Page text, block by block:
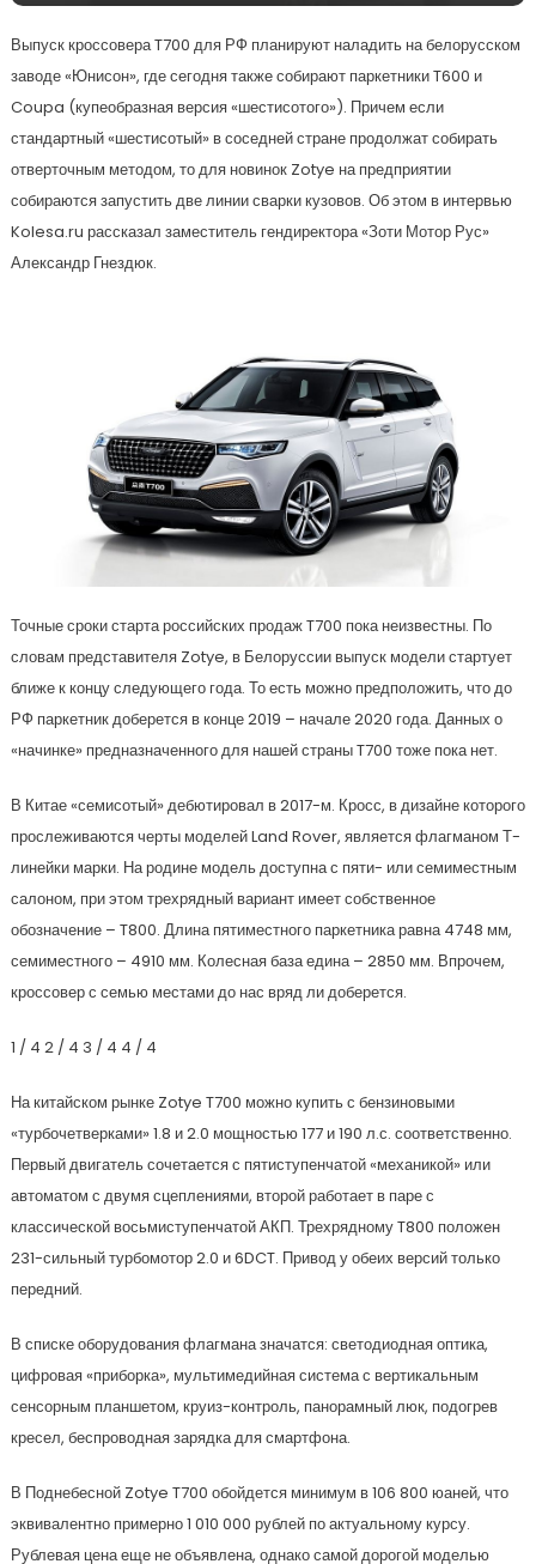
Выпуск кроссовера T700 для РФ планируют наладить на белорусском
заводе «Юнисон», где сегодня также собирают паркетники T600 и
Coupa (купеобразная версия «шестисотого»). Причем если
стандартный «шестисотый» в соседней стране продолжат собирать
отверточным методом, то для новинок Zotye на предприятии
собираются запустить две линии сварки кузовов. Об этом в интервью
Kolesa.ru рассказал заместитель гендиректора «Зоти Мотор Рус»
Александр Гнездюк.
Точные сроки старта российских продаж T700 пока неизвестны. По
словам представителя Zotye, в Белоруссии выпуск модели стартует
ближе к концу следующего года. То есть можно предположить, что до
РФ паркетник доберется в конце 2019 – начале 2020 года. Данных о
«начинке» предназначенного для нашей страны T700 тоже пока нет.
В Китае «семисотый» дебютировал в 2017-м. Кросс, в дизайне которого
прослеживаются черты моделей Land Rover, является флагманом Т-
линейки марки. На родине модель доступна с пяти- или семиместным
салоном, при этом трехрядный вариант имеет собственное
обозначение – T800. Длина пятиместного паркетника равна 4748 мм,
семиместного – 4910 мм. Колесная база едина – 2850 мм. Впрочем,
кроссовер с семью местами до нас вряд ли доберется.
1 / 4 2/ 4 3 / 4 4 / 4
На китайском рынке Zotye T700 можно купить с бензиновыми
«турбочетверками» 1.8 и 2.0 мощностью 177 и 190 л.с. соответственно.
Первый двигатель сочетается с пятиступенчатой «механикой» или
автоматом с двумя сцеплениями, второй работает в паре с
классической восьмиступенчатой АКП. Трехрядному T800 положен
231-сильный турбомотор 2.0 и 6DCT. Привод у обеих версий только
передний.
В списке оборудования флагмана значатся: светодиодная оптика,
цифровая «приборка», мультимедийная система с вертикальным
сенсорным планшетом, круиз-контроль, панорамный люк, подогрев
кресел, беспроводная зарядка для смартфона.
В Поднебесной Zotye T700 обойдется минимум в 106 800 юаней, что
эквивалентно примерно 1 010 000 рублей по актуальному курсу.
Рублевая цена еще не объявлена, однако самой дорогой моделью